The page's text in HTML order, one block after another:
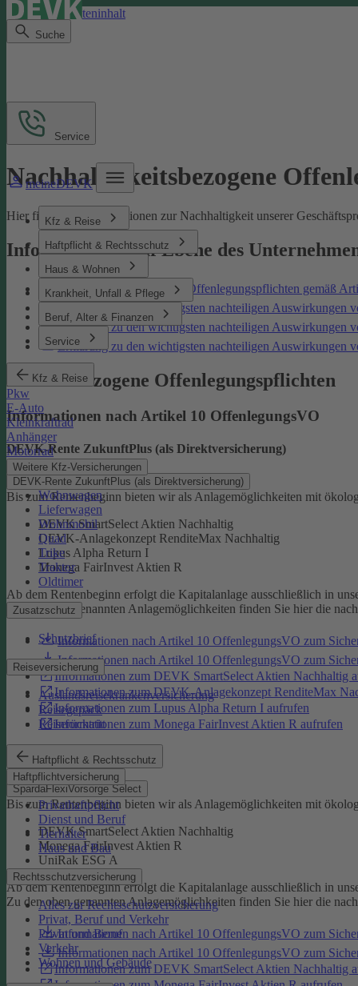
Direkt zum Seiteninhalt
Suche
meineDEVK
Kfz & Reise
Haftpflicht & Rechtsschutz
Haus & Wohnen
Krankheit, Unfall & Pflege
Beruf, Alter & Finanzen
Service
Kfz & Reise
Pkw
E-Auto
Kleinkraftrad
Anhänger
Motorrad
Weitere Kfz-Versicherungen
Wohnwagen
Lieferwagen
Wohnmobil
Quad
Trike
Traktor
Oldtimer
Zusatzschutz
Schutzbrief
Reiseversicherung
Auslandsreisekrankenversicherung
Reisegepäck
Reiserücktritt
Haftpflicht & Rechtsschutz
Haftpflichtversicherung
Privathaftpflicht
Dienst und Beruf
Tierhalter
Haus und Bau
Rechtsschutzversicherung
Alles zur Rechtsschutzversicherung
Privat, Beruf und Verkehr
Privat und Beruf
Verkehr
Wohnen und Gebäude
Service
Nachhaltigkeitsbezogene
Hier finden Sie Informationen zur Nachhaltigkeit unserer
Informationen auf Ebene des
Nachhaltigkeitsbezogene Offenlegungspflichten gemäß
Erklärung zu den wichtigsten nachteiligen
Erklärung zu den wichtigsten nachteiligen Auswirkungen
Erklärung zu den wichtigsten nachteiligen Auswirkungen
Produktbezogene Offenlegungspflichten
Informationen nach Artikel 10 OffenlegungsVO
DEVK-Rente ZukunftPlus (als Direktversicherung)
DEVK-Rente ZukunftPlus (als Direktversicherung)
Bis zum Rentenbeginn bieten wir als Anlagemöglichkeiten mit
DEVK SmartSelect Aktien Nachhaltig
DEVK-Anlagekonzept RenditeMax Nachhaltig
Lupus Alpha Return I
Monega FairInvest Aktien R
Ab dem Rentenbeginn erfolgt die Kapitalanlage ausschließlich in
Zu den oben genannten Anlagemöglichkeiten finden Sie hier die
Informationen nach Artikel 10 OffenlegungsVO zum
Informationen nach Artikel 10 OffenlegungsVO zum
Informationen zum DEVK SmartSelect Aktien Nachhaltig
Informationen zum DEVK-Anlagekonzept RenditeMax
Informationen zum Lupus Alpha Return I aufrufen
Informationen zum Monega FairInvest Aktien R aufrufen
SpardaFlexiVorsorge Select
SpardaFlexiVorsorge Select
Bis zum Rentenbeginn bieten wir als Anlagemöglichkeiten mit
DEVK SmartSelect Aktien Nachhaltig
Monega FairInvest Aktien R
UniRak ESG A
Ab dem Rentenbeginn erfolgt die Kapitalanlage ausschließlich in
Zu den oben genannten Anlagemöglichkeiten finden Sie hier die
Informationen nach Artikel 10 OffenlegungsVO zum
Informationen nach Artikel 10 OffenlegungsVO zum
Informationen zum DEVK SmartSelect Aktien Nachhaltig